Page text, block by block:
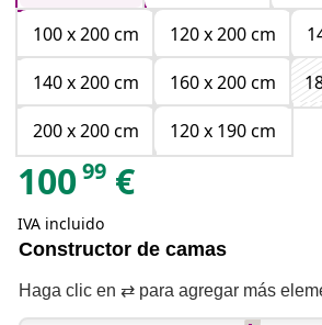
100 x 200 cm
120 x 200 cm
140 x 200 cm
160 x 200 cm
200 x 200 cm
120 x 190 cm
10099 €
IVA incluido